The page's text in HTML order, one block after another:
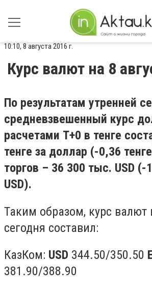
10:10, 8 августа 2016 г.
Курс валют на 8
По результатам утренней
средневзвешенный курс
расчетами T+0 в тенге
тенге за доллар (-0,36
торгов – 36 300 тыс. USD (-
USD).
Таким образом, курс валют
сегодня составил:
КазКом: USD 344.50/350.50
381.90/388.90